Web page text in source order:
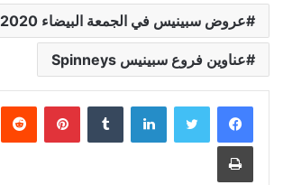
عروض سبينيس في الجمعة البيضاء 2020
عناوين فروع سبينيس Spinneys
لينكدإن بينتيريست
طباعة